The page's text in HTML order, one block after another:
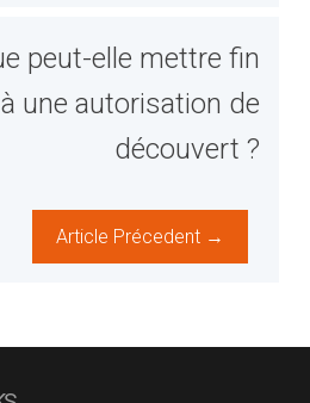
peut-elle mettre fin
une autorisation de
découvert ?
Article Précedent →